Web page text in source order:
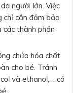
người lớn. Việc
chỉ cần đảm bảo
các thành phần
chứa hóa chất
cho bé. Tránh
và ethanol,… có